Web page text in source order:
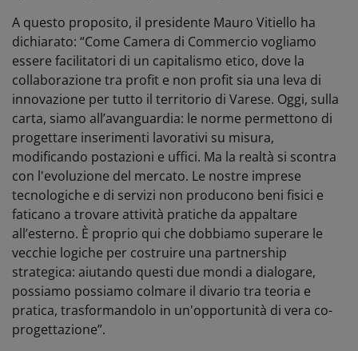
A questo proposito, il presidente Mauro Vitiello ha
dichiarato: “Come Camera di Commercio vogliamo
essere facilitatori di un capitalismo etico, dove la
collaborazione tra profit e non profit sia una leva di
innovazione per tutto il territorio di Varese. Oggi, sulla
carta, siamo all’avanguardia: le norme permettono di
progettare inserimenti lavorativi su misura,
modificando postazioni e uffici. Ma la realtà si scontra
con l'evoluzione del mercato. Le nostre imprese
tecnologiche e di servizi non producono beni fisici e
faticano a trovare attività pratiche da appaltare
all’esterno. È proprio qui che dobbiamo superare le
vecchie logiche per costruire una partnership
strategica: aiutando questi due mondi a dialogare,
possiamo possiamo colmare il divario tra teoria e
pratica, trasformandolo in un'opportunità di vera co-
progettazione”.